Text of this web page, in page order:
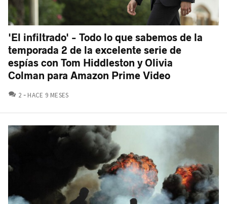
'El infiltrado' - Todo lo que sabemos de la
temporada 2 de la excelente serie de
espías con Tom Hiddleston y Olivia
Colman para Amazon Prime Video
2 COMENTARIOS
HACE 9 MESES